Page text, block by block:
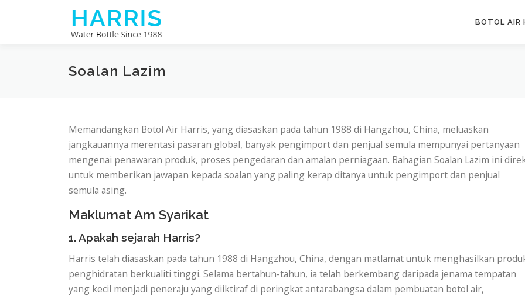
BOTOL AIR
Soalan Lazim
Memandangkan Botol Air Harris, yang diasaskan pada tahun 1988 di Hangzhou, China, meluaskan
jangkauannya merentasi pasaran global, banyak pengimport dan penjual semula mempunyai pertanyaan
mengenai penawaran produk, proses pengedaran dan amalan perniagaan. Bahagian Soalan Lazim ini
untuk memberikan jawapan kepada soalan yang paling kerap ditanya untuk pengimport dan penjual
semula asing.
Maklumat Am Syarikat
1. Apakah sejarah Harris?
Harris telah diasaskan pada tahun 1988 di Hangzhou, China, dengan matlamat untuk menghasilkan
penghidratan berkualiti tinggi. Selama bertahun-tahun, ia telah berkembang daripada jenama tempatan
yang kecil menjadi peneraju yang diiktiraf di peringkat antarabangsa dalam pembuatan botol air,